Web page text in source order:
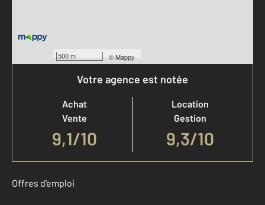
500 m ©Mappy
Votre agence est notée
Achat
Vente
9,1/10
Location
Gestion
9,3/10
Offres d'emploi